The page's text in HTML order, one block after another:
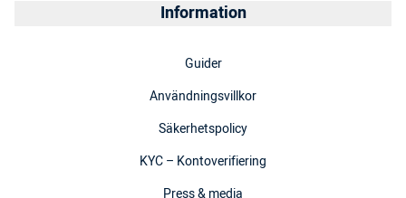
Information
Guider
Användningsvillkor
Säkerhetspolicy
KYC – Kontoverifiering
Press & media